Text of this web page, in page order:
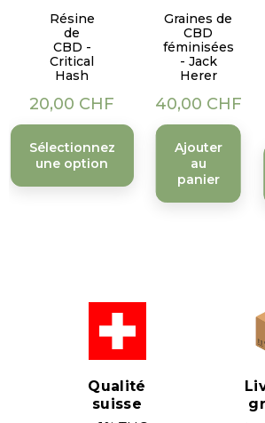
Résine
de
CBD -
Critical
Hash
Prix
20,00 CHF
Sélectionnez
une option
Graines de
CBD
féminisées
- Jack
Herer
Prix
40,00 CHF
Ajouter
au
panier
Qualité
suisse